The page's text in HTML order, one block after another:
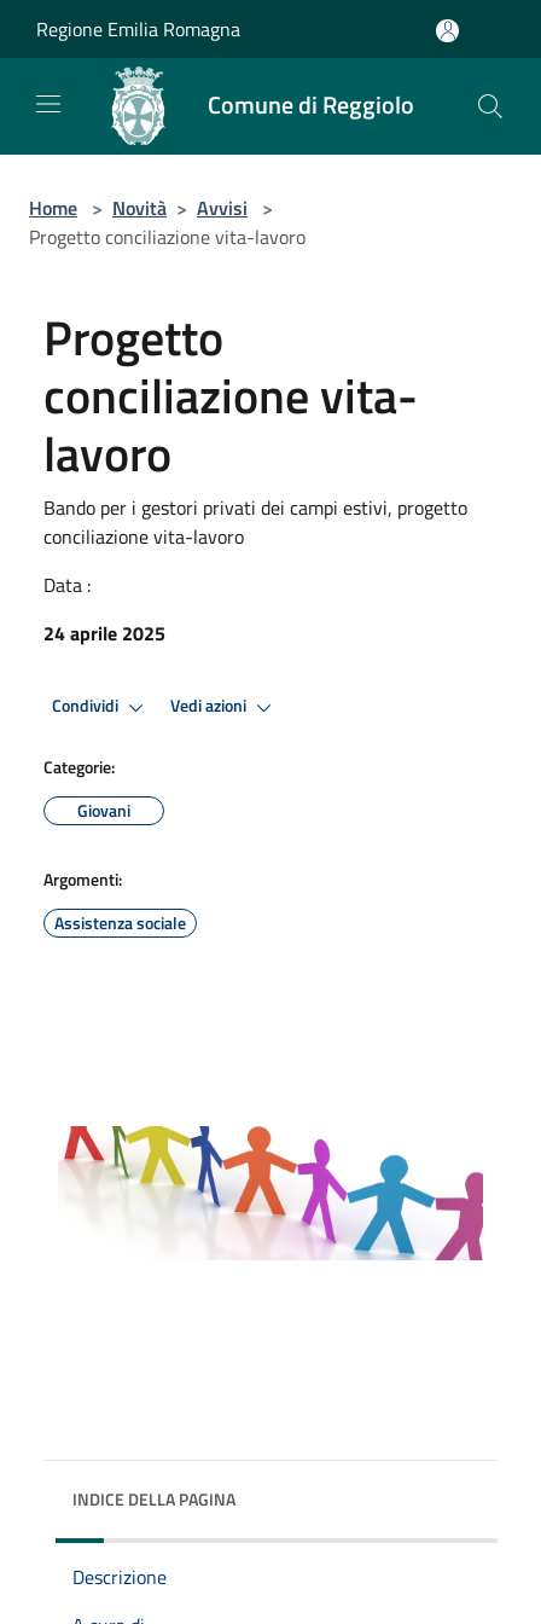
Regione Emilia Romagna
Comune di Reggiolo
Home > Novità > Avvisi >
Progetto conciliazione vita-lavoro
Progetto
conciliazione vita-
lavoro
Bando per i gestori privati dei campi estivi, progetto
conciliazione vita-lavoro
Data :
24 aprile 2025
Condividi Vedi azioni
Categorie:
Giovani
Argomenti:
Assistenza sociale
INDICE DELLA PAGINA
Descrizione